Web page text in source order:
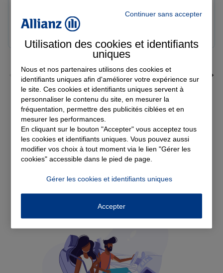
Le 09/08/2026 - Agence LANGRES-SAINT GEOSMES
Très bonne agence. Notre conseillère Laura est
réactive et professionnelle.
Voir tous les avis
Découvrez nos
solutions d'assurance
Continuer sans accepter
Utilisation des cookies et identifiants
uniques
Nous et nos partenaires utilisons des cookies et
identifiants uniques afin d'améliorer votre expérience sur
le site. Ces cookies et identifiants uniques servent à
personnaliser le contenu du site, en mesurer la
fréquentation, permettre des publicités ciblées et en
mesurer les performances.
En cliquant sur le bouton "Accepter" vous acceptez tous
les cookies et identifiants uniques. Vous pouvez aussi
modifier vos choix à tout moment via le lien "Gérer les
cookies" accessible dans le pied de page.
Gérer les cookies et identifiants uniques
Accepter